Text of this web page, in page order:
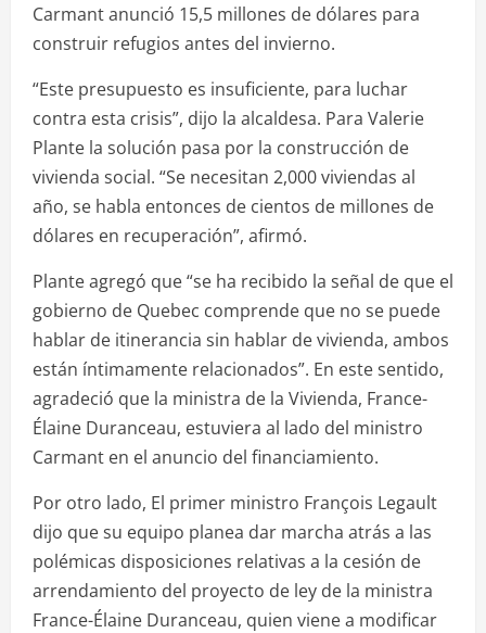
Carmant anunció 15,5 millones de dólares para
construir refugios antes del invierno.
“Este presupuesto es insuficiente, para luchar
contra esta crisis”, dijo la alcaldesa. Para Valerie
Plante la solución pasa por la construcción de
vivienda social. “Se necesitan 2,000 viviendas al
año, se habla entonces de cientos de millones de
dólares en recuperación”, afirmó.
Plante agregó que “se ha recibido la señal de que el
gobierno de Quebec comprende que no se puede
hablar de itinerancia sin hablar de vivienda, ambos
están íntimamente relacionados”. En este sentido,
agradeció que la ministra de la Vivienda, France-
Élaine Duranceau, estuviera al lado del ministro
Carmant en el anuncio del financiamiento.
Por otro lado, El primer ministro François Legault
dijo que su equipo planea dar marcha atrás a las
polémicas disposiciones relativas a la cesión de
arrendamiento del proyecto de ley de la ministra
France-Élaine Duranceau, quien viene a modificar